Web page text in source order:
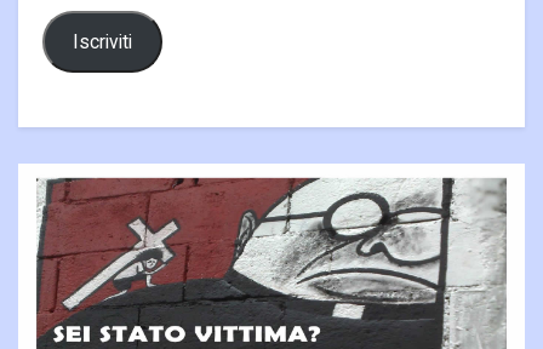
Iscriviti